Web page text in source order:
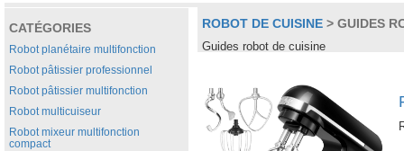
CATÉGORIES
Robot planétaire multifonction
Robot pâtissier professionnel
Robot pâtissier multifonction
Robot multicuiseur
Robot mixeur multifonction
compact
ROBOT DE CUISINE> GUIDES
Guides robot de cuisine